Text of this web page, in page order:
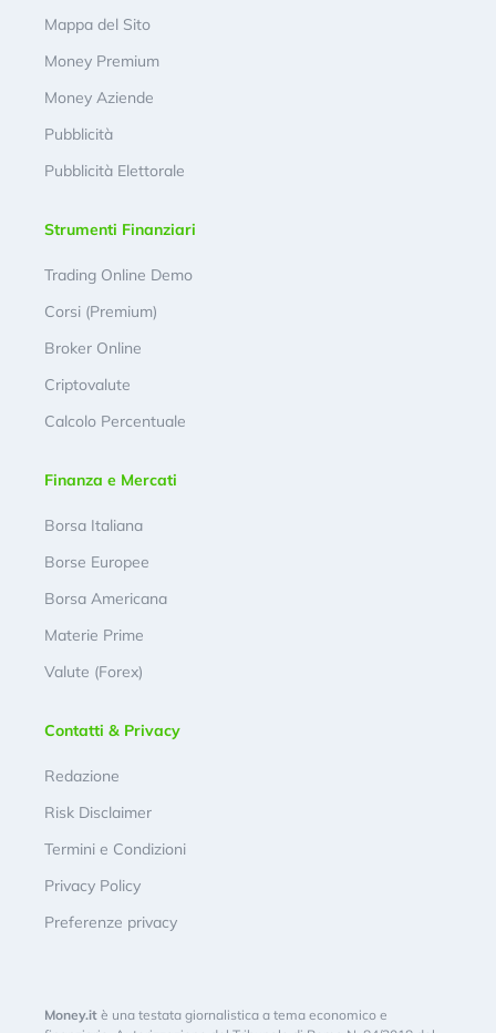
Mappa del Sito
Money Premium
Money Aziende
Pubblicità
Pubblicità Elettorale
Strumenti Finanziari
Trading Online Demo
Corsi (Premium)
Broker Online
Criptovalute
Calcolo Percentuale
Finanza e Mercati
Borsa Italiana
Borse Europee
Borsa Americana
Materie Prime
Valute (Forex)
Contatti & Privacy
Redazione
Risk Disclaimer
Termini e Condizioni
Privacy Policy
Preferenze privacy
Money.it è una testata giornalistica a tema economico e